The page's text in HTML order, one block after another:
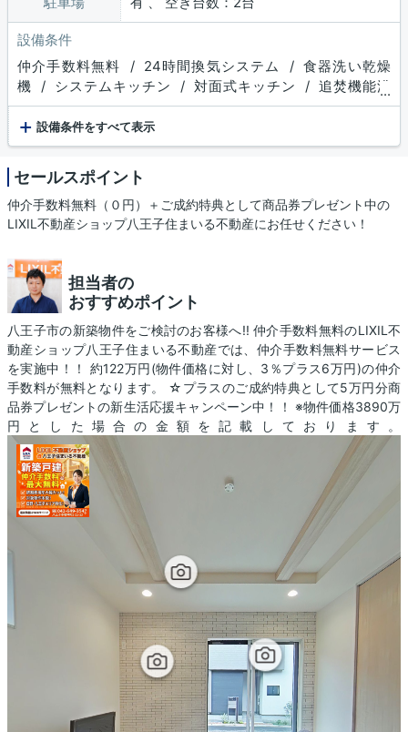
設備条件
仲介手数料無料 / 24時間換気システム / 食器洗い乾燥
機 / システムキッチン / 対面式キッチン / 追焚機能浴
室 / 浴室乾燥機 / 温水洗浄便座 / 洗髪洗面化粧台 / トイ
レ２ヶ所 / 浴室１坪以上 / 床下収納 / 収納豊富 / TVモニ
タ付インターホン / 複層ガラス / ディンプルキー
...
+ 設備条件をすべて表示
セールスポイント
仲介手数料無料（０円）＋ご成約特典として商品券プレゼント中の
LIXIL不動産ショップ八王子住まいる不動産にお任せください！
担当者の
おすすめポイント
八王子市の新築物件をご検討のお客様へ!! 仲介手数料無料のLIXIL不
動産ショップ八王子住まいる不動産では、仲介手数料無料サービス
を実施中！！ 約122万円(物件価格に対し、3％プラス6万円)の仲介
手数料が無料となります。 ☆プラスのご成約特典として5万円分商
品券プレゼントの新生活応援キャンペーン中！！ ※物件価格3890万
円とした場合の金額を記載しております。